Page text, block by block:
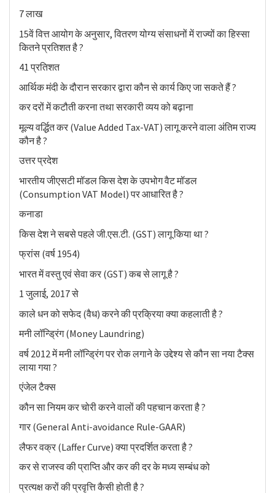
7 लाख
15वें वित्त आयोग के अनुसार, वितरण योग्य संसाधनों में राज्यों का हिस्सा
कितने प्रतिशत है ?
41 प्रतिशत
आर्थिक मंदी के दौरान सरकार द्वारा कौन से कार्य किए जा सकते हैं ?
कर दरों में कटौती करना तथा सरकारी व्यय को बढ़ाना
मूल्य वर्द्धित कर (Value Added Tax-VAT) लागू करने वाला अंतिम राज्य
कौन है ?
उत्तर प्रदेश
भारतीय जीएसटी मॉडल किस देश के उपभोग वैट मॉडल
(Consumption VAT Model) पर आधारित है ?
कनाडा
किस देश ने सबसे पहले जी.एस.टी. (GST) लागू किया था ?
फ्रांस (वर्ष 1954)
भारत में वस्तु एवं सेवा कर (GST) कब से लागू है ?
1 जुलाई, 2017 से
काले धन को सफेद (वैध) करने की प्रक्रिया क्या कहलाती है ?
मनी लॉन्ड्रिंग (Money Laundring)
वर्ष 2012 में मनी लॉन्ड्रिंग पर रोक लगाने के उद्देश्य से कौन सा नया टैक्स
लाया गया ?
एंजेल टैक्स
कौन सा नियम कर चोरी करने वालों की पहचान करता है ?
गार (General Anti-avoidance Rule-GAAR)
लैफर वक्र (Laffer Curve) क्या प्रदर्शित करता है ?
कर से राजस्व की प्राप्ति और कर की दर के मध्य सम्बंध को
प्रत्यक्ष करों की प्रवृत्ति कैसी होती है ?